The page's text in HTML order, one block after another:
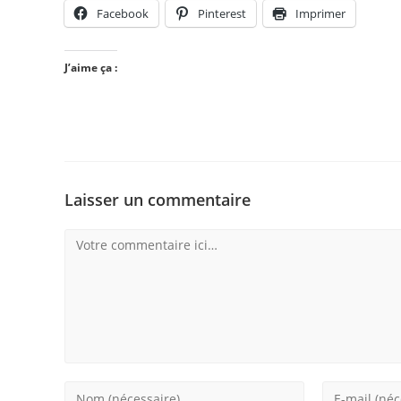
Facebook Pinterest Imprimer
J’aime ça :
Laisser un commentaire
Comment
Enter
Enter